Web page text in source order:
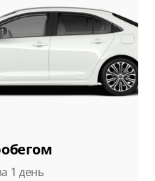
1 день